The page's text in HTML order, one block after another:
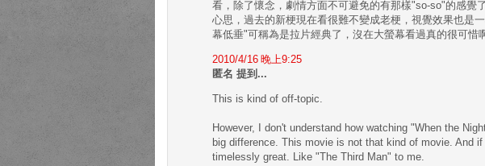
看，除了懷念，劇情方面不可避免的有那樣"so-so"的感覺
心思，過去的新梗現在看很難不變成老梗，視覺效果也是
幕低垂"可稱為是拉片經典了，沒在大螢幕看過真的很可惜
2010/4/16 晚上9:25
匿名 提到...
This is kind of off-topic.
However, I don't understand how watching "When the
big difference. This movie is not that kind of movie. And
timelessly great. Like "The Third Man" to me.